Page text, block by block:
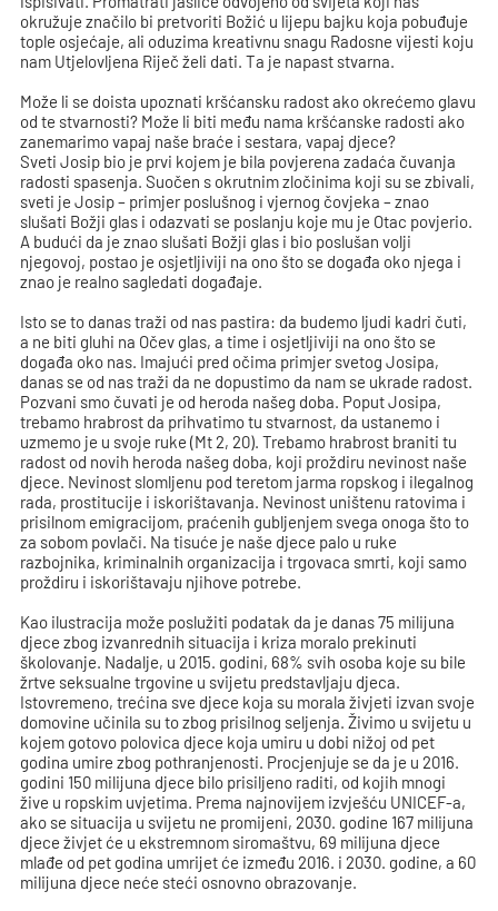
okružuje značilo bi pretvoriti Božić u lijepu bajku koja pobuđuje
tople osjećaje, ali oduzima kreativnu snagu Radosne vijesti koju
nam Utjelovljena Riječ želi dati. Ta je napast stvarna.
Može li se doista upoznati kršćansku radost ako okrećemo glavu
od te stvarnosti? Može li biti među nama kršćanske radosti ako
zanemarimo vapaj naše braće i sestara, vapaj djece?
Sveti Josip bio je prvi kojem je bila povjerena zadaća čuvanja
radosti spasenja. Suočen s okrutnim zločinima koji su se zbivali,
sveti je Josip – primjer poslušnog i vjernog čovjeka – znao
slušati Božji glas i odazvati se poslanju koje mu je Otac povjerio.
A budući da je znao slušati Božji glas i bio poslušan volji
njegovoj, postao je osjetljiviji na ono što se događa oko njega i
znao je realno sagledati događaje.
Isto se to danas traži od nas pastira: da budemo ljudi kadri čuti,
a ne biti gluhi na Očev glas, a time i osjetljiviji na ono što se
događa oko nas. Imajući pred očima primjer svetog Josipa,
danas se od nas traži da ne dopustimo da nam se ukrade radost.
Pozvani smo čuvati je od heroda našeg doba. Poput Josipa,
trebamo hrabrost da prihvatimo tu stvarnost, da ustanemo i
uzmemo je u svoje ruke (Mt 2, 20). Trebamo hrabrost braniti tu
radost od novih heroda našeg doba, koji proždiru nevinost naše
djece. Nevinost slomljenu pod teretom jarma ropskog i ilegalnog
rada, prostitucije i iskorištavanja. Nevinost uništenu ratovima i
prisilnom emigracijom, praćenih gubljenjem svega onoga što to
za sobom povlači. Na tisuće je naše djece palo u ruke
razbojnika, kriminalnih organizacija i trgovaca smrti, koji samo
proždiru i iskorištavaju njihove potrebe.
Kao ilustracija može poslužiti podatak da je danas 75 milijuna
djece zbog izvanrednih situacija i kriza moralo prekinuti
školovanje. Nadalje, u 2015. godini, 68% svih osoba koje su bile
žrtve seksualne trgovine u svijetu predstavljaju djeca.
Istovremeno, trećina sve djece koja su morala živjeti izvan svoje
domovine učinila su to zbog prisilnog seljenja. Živimo u svijetu u
kojem gotovo polovica djece koja umiru u dobi nižoj od pet
godina umire zbog pothranjenosti. Procjenjuje se da je u 2016.
godini 150 milijuna djece bilo prisiljeno raditi, od kojih mnogi
žive u ropskim uvjetima. Prema najnovijem izvješću UNICEF-a,
ako se situacija u svijetu ne promijeni, 2030. godine 167 milijuna
djece živjet će u ekstremnom siromaštvu, 69 milijuna djece
mlađe od pet godina umrijet će između 2016. i 2030. godine, a 60
milijuna djece neće steći osnovno obrazovanje.